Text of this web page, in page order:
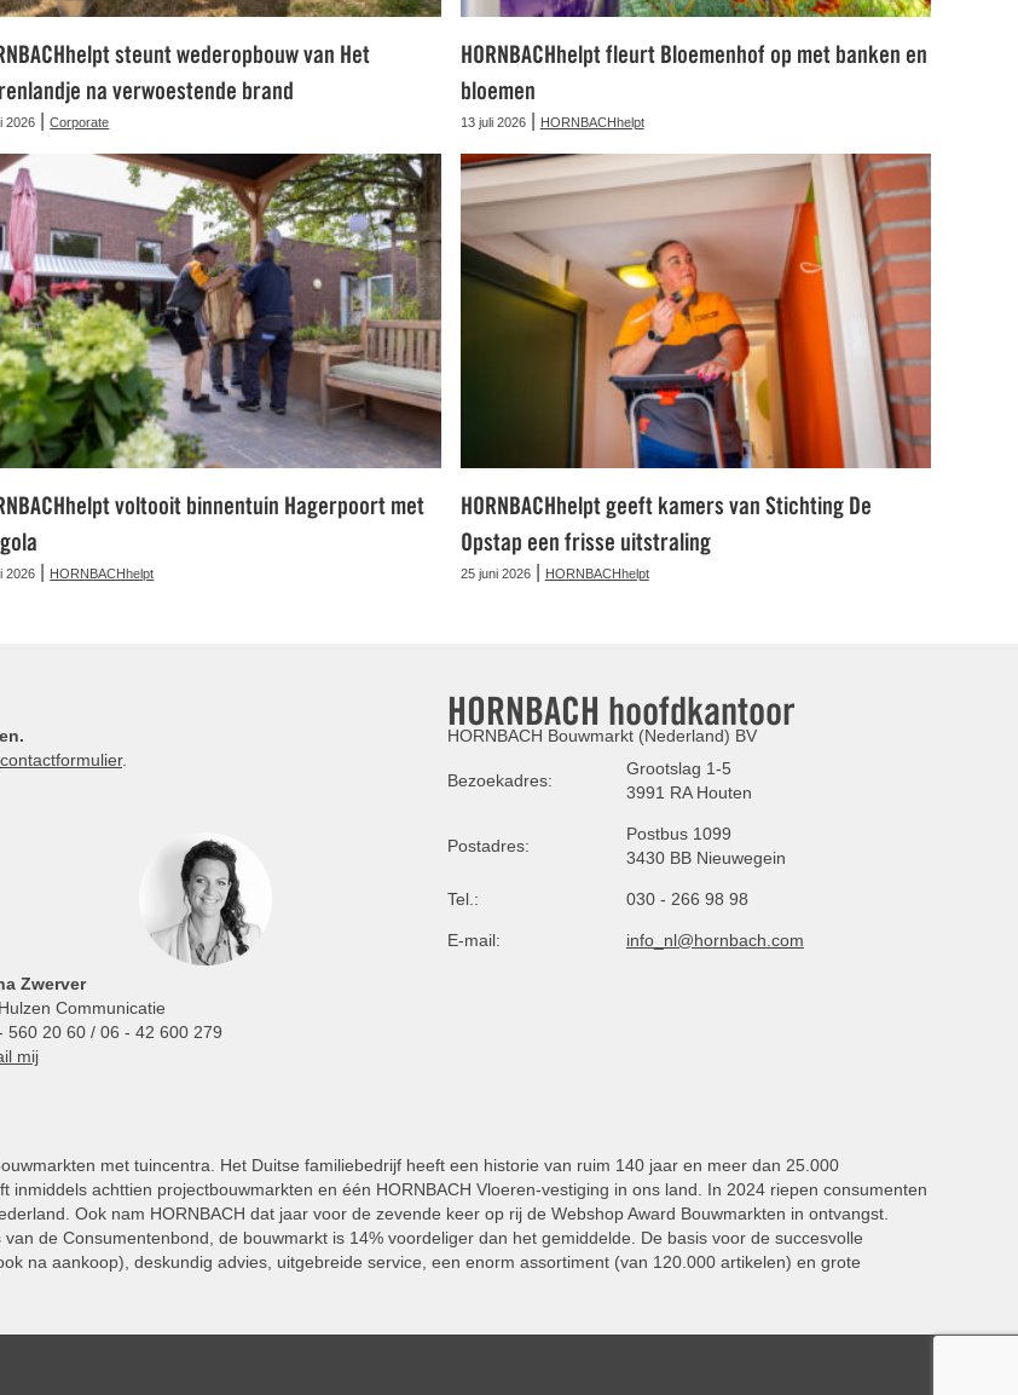
steunt wederopbouw van Het
na verwoestende brand
2026 |Corporate
HORNBACHhelpt fleurt Bloemenhof op met banken en
bloemen
13 juli 2026| HORNBACHhelpt
voltooit binnentuin Hagerpoort met
2026 HORNBACHhelpt
HORNBACHhelpt geeft kamers van Stichting De
Opstap een frisse uitstraling
25 juni 2026| HORNBACHhelpt
contactformulier.
Zwerver
Communicatie
560 20 60 / 06 - 42 600 279
mij
HORNBACH hoofdkantoor
HORNBACH Bouwmarkt (Nederland) BV
Bezoekadres:
Grootslag 1-5
3991 RA Houten
Postadres:
Postbus 1099
3430 BB Nieuwegein
Tel.: 030 - 266 98 98
E-mail: info_nl@hornbach.com
met tuincentra. Het Duitse familiebedrijf heeft een historie van ruim 140 jaar en meer dan 25.000
inmiddels achttien projectbouwmarkten en één HORNBACH Vloeren-vestiging in ons land. In 2024 riepen consumenten
Ook nam HORNBACH dat jaar voor de zevende keer op rij de Webshop Award Bouwmarkten in ontvangst.
de Consumentenbond, de bouwmarkt is 14% voordeliger dan het gemiddelde. De basis voor de succesvolle
na aankoop), deskundig advies, uitgebreide service, een enorm assortiment (van 120.000 artikelen) en grote